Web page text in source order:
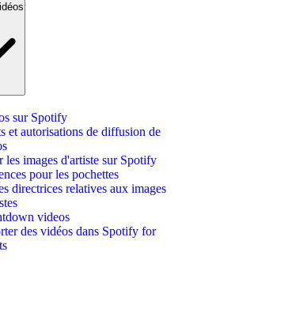
sur Spotify
et autorisations de diffusion de
les images d'artiste sur Spotify
pour les pochettes
directrices relatives aux images
videos
des vidéos dans Spotify for